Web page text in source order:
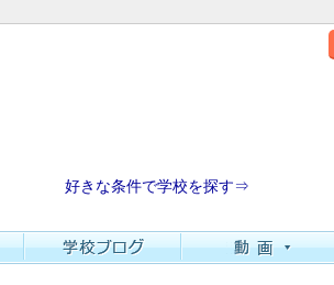
好きな条件で学校を探す⇒